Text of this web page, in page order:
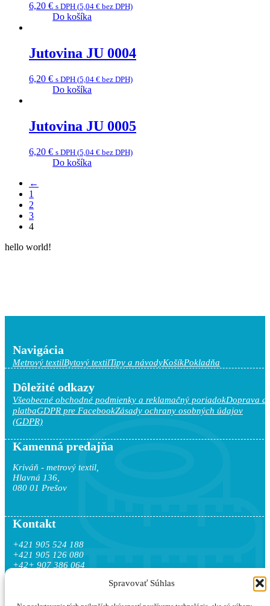
Spravovať Súhlas
6,20 € s DPH (5,04 € bez DPH)
Do košíka
Jutovina JU 0004
6,20 € s DPH (5,04 € bez DPH)
Do košíka
Jutovina JU 0005
6,20 € s DPH (5,04 € bez DPH)
Do košíka
←
1
2
3
4
hello world!
Navigácia
Metrový textilBytový textilTipy a návodyKošíkPokladňa
Dôležité odkazy
Všeobecné obchodné podmienky a reklamačný poriadokDoprava a
platbaGDPR pre FacebookZásady ochrany osobných údajov
(GDPR)
Kamenná predajňa
Kriváň - metrový textil,
Hlavná 136,
080 01 Prešov
Kontakt
+421 905 524 188
+421 905 126 080
+42+ 907 386 064